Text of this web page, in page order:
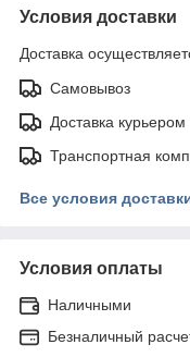
Условия доставки
Доставка
Самовывоз
Доставка курьером
Транспортная
Все условия
Условия оплаты
Наличными
Безналичный